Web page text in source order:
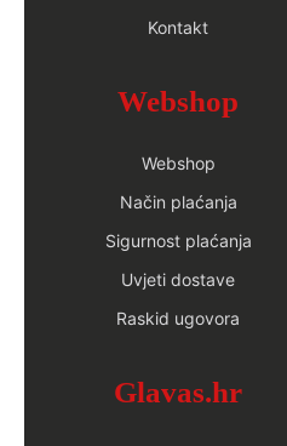
Kontakt
Webshop
Webshop
Način plaćanja
Sigurnost plaćanja
Uvjeti dostave
Raskid ugovora
Glavas.hr